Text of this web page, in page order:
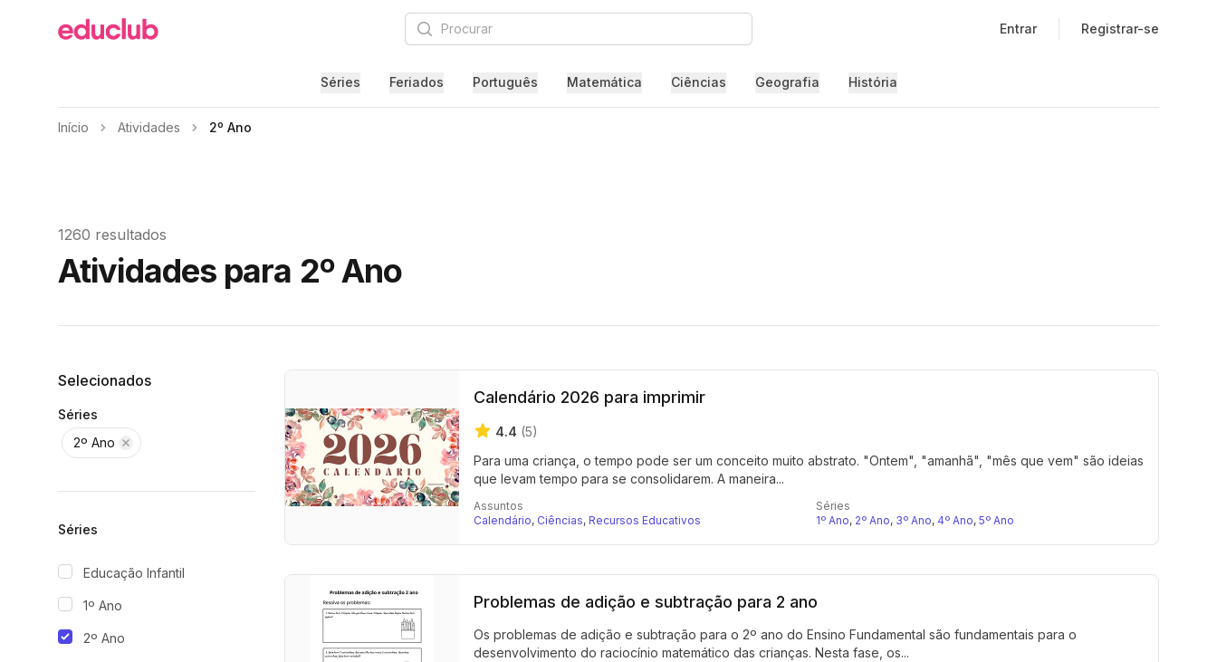
Educlub Procurar Entrar Registrar-se
Séries Feriados Português Matemática Ciências Geografia História
Início Atividades 2º Ano
1260 resultados
Atividades para 2º Ano
Filtros
Selecionados
Séries
2º Ano
Séries
Educação Infantil
1º Ano
2º Ano
Calendário 2026 para imprimir
4.4 (5)
Para uma criança, o tempo pode ser um conceito muito abstrato. "Ontem", "amanhã", "mês que vem" são ideias
que levam tempo para se consolidarem. A maneira...
Assuntos
Calendário, Ciências, Recursos Educativos
Séries
1º Ano, 2º Ano, 3º Ano, 4º Ano, 5º Ano
Problemas de adição e subtração para 2 ano
Os problemas de adição e subtração para o 2º ano do Ensino Fundamental são fundamentais para o
desenvolvimento do raciocínio matemático das crianças. Nesta fase, os...